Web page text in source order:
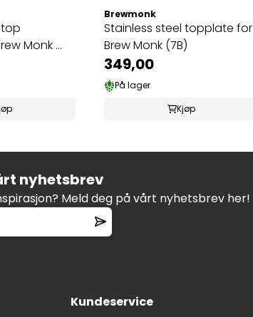
Monk ...
Brewmonk
Stainless steel topplate for
Brew Monk (7B)
349,00
På lager
Kjøp
nyhetsbrev
Meld deg på vårt nyhetsbrev her!
Kundeservice